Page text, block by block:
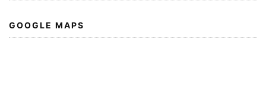
GOOGLE MAPS